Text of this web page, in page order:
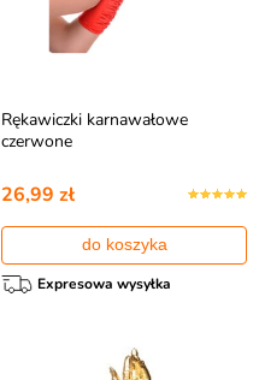
Rękawiczki karnawałowe
czerwone
26,99 zł
do koszyka
Expresowa wysyłka